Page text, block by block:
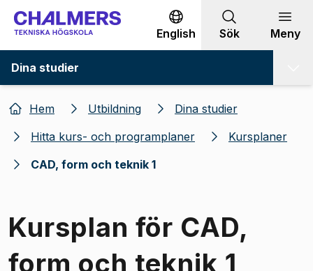
Gå till innehållet
English Sök Meny
Dina studier
Hem Utbildning
Dina studier
Hitta kurs- och programplaner
Kursplaner
CAD, form och teknik 1
Kursplan för CAD,
form och teknik 1